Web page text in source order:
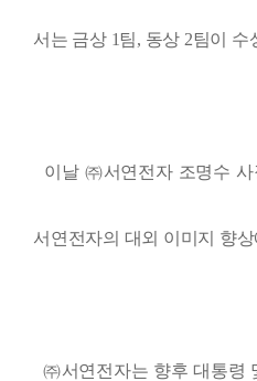
서는 금상1팀, 동상 2팀이 수
이날 ㈜서연전자 조명수
서연전자의 대외 이미지 향
㈜서연전자는 향후 대통령